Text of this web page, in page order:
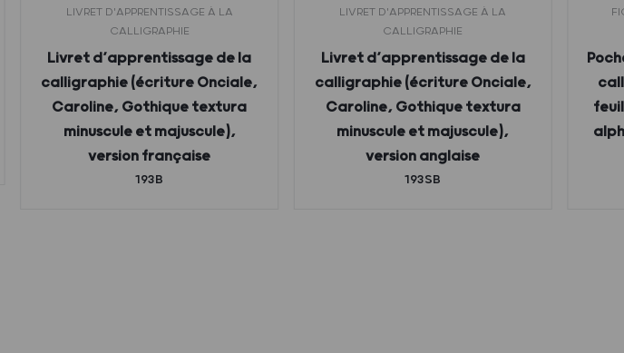
LIVRET D'APPRENTISSAGE À LA
CALLIGRAPHIE
Livret d’apprentissage de la
calligraphie (écriture Onciale,
Caroline, Gothique textura
minuscule et majuscule),
version française
193B
LIVRET D'APPRENTISSAGE À LA
CALLIGRAPHIE
Livret d’apprentissage de la
calligraphie (écriture Onciale,
Caroline, Gothique textura
minuscule et majuscule),
version anglaise
193SB